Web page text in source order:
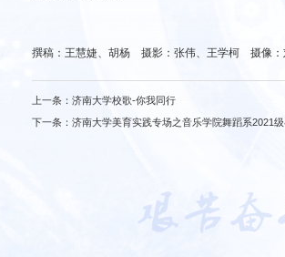
撰稿：王慧婕、胡杨 摄影：张伟、王学柯 摄像
上一条： 济南大学校歌-你我同行
下一条： 济南大学美育实践专场之音乐学院舞蹈系2021